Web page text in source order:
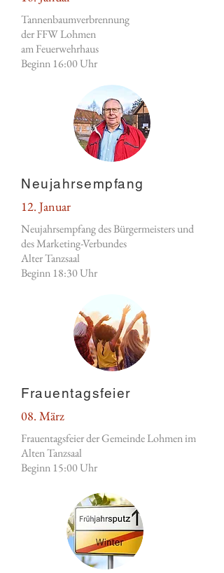
Tannenbaumverbrennung
der FFW Lohmen
am Feuerwehrhaus
Beginn 16:00 Uhr
Neujahrsempfang
12. Januar
Neujahrsempfang des Bürgermeisters und
des Marketing-Verbundes
Alter Tanzsaal
Beginn 18:30 Uhr
Frauentagsfeier
08. März
Frauentagsfeier der Gemeinde Lohmen im
Alten Tanzsaal
Beginn 15:00 Uhr